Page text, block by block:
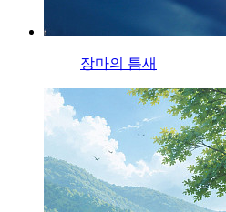
장마의 틈새